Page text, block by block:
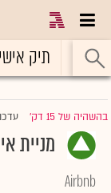
ראשי תיק אישי
בהשהיה של 15 דק' |
מניית
Airbnb